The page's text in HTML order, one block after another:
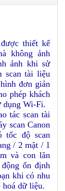
thiết kế
không ảnh
ảnh khi sử
scan tài liệu
đơn giản
phép khách
dụng Wi-Fi.
tác scan tài
scan Canon
tốc độ scan
/ 2 mặt / 1
và con lăn
ổn định
khi có nhu
hoá dữ liệu.